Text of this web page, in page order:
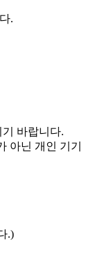
.
바랍니다.
아닌 개인 기기
.)